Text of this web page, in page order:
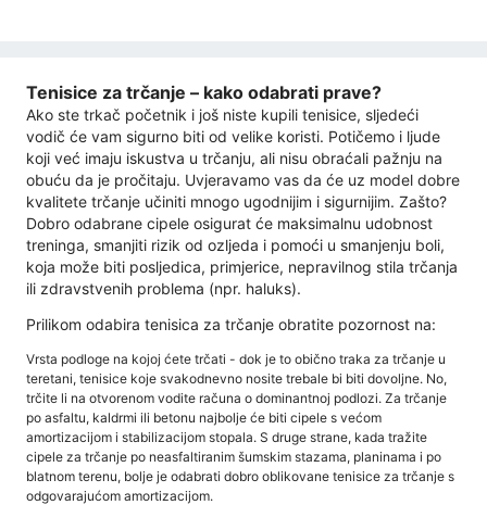
Tenisice za trčanje – kako odabrati prave?
Ako ste trkač početnik i još niste kupili tenisice, sljedeći
vodič će vam sigurno biti od velike koristi. Potičemo i ljude
koji već imaju iskustva u trčanju, ali nisu obraćali pažnju na
obuću da je pročitaju. Uvjeravamo vas da će uz model dobre
kvalitete trčanje učiniti mnogo ugodnijim i sigurnijim. Zašto?
Dobro odabrane cipele osigurat će maksimalnu udobnost
treninga, smanjiti rizik od ozljeda i pomoći u smanjenju boli,
koja može biti posljedica, primjerice, nepravilnog stila trčanja
ili zdravstvenih problema (npr. haluks).
Prilikom odabira tenisica za trčanje obratite pozornost na:
Vrsta podloge na kojoj ćete trčati - dok je to obično traka za trčanje u
teretani, tenisice koje svakodnevno nosite trebale bi biti dovoljne. No,
trčite li na otvorenom vodite računa o dominantnoj podlozi. Za trčanje
po asfaltu, kaldrmi ili betonu najbolje će biti cipele s većom
amortizacijom i stabilizacijom stopala. S druge strane, kada tražite
cipele za trčanje po neasfaltiranim šumskim stazama, planinama i po
blatnom terenu, bolje je odabrati dobro oblikovane tenisice za trčanje s
odgovarajućom amortizacijom.